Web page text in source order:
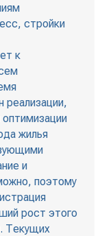
стройки
к
жилья
и
поэтому
рост этого
Текущих